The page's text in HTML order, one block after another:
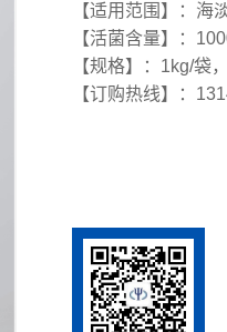
【适用范围】：海
【活菌含量】：
【规格】：1kg/袋
【订购热线】：